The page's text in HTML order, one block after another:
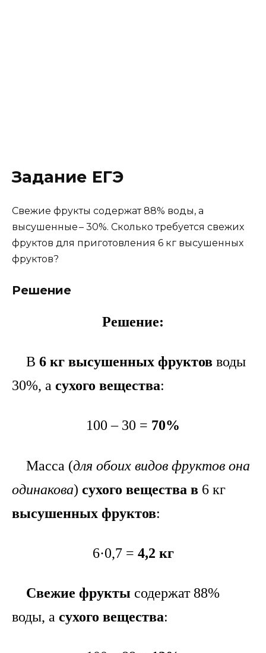
Задание ЕГЭ
Свежие фрукты содержат 88% воды, а
высушенные – 30%. Сколько требуется свежих
фруктов для приготовления 6 кг высушенных
фруктов?
Решение
Решение:
В 6 кг высушенных фруктов воды
30%, а сухого вещества:
100 – 30 = 70%
Масса (для обоих видов фруктов она
одинакова) сухого вещества в 6 кг
высушенных фруктов:
6·0,7 = 4,2 кг
Свежие фрукты содержат 88%
воды, а сухого вещества: